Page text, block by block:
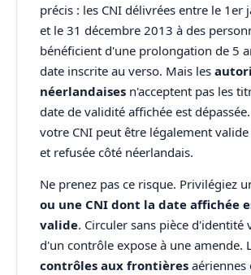
précis : les CNI délivrées entre le 1er
et le 31 décembre 2013 à des
bénéficient d'une prolongation de 5
date inscrite au verso. Mais les
néerlandaises n'acceptent pas les
date de validité affichée est
votre CNI peut être légalement
et refusée côté néerlandais.
Ne prenez pas ce risque. Privilégiez
ou une CNI dont la date affichée
valide. Circuler sans pièce d'identité
d'un contrôle expose à une amende.
contrôles aux frontières aériennes